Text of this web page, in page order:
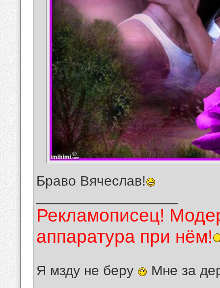
Браво Вячеслав!
Рекламописец!
аппаратура при нём!
Я мзду не беру Мне за